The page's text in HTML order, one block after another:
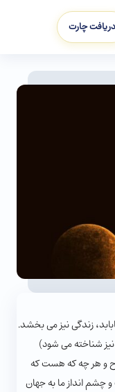
دریافت چارت
زندگی نیز می بخشد.
شناخته می شود)
و هر چه که هست که
چشم انداز ما به جهان